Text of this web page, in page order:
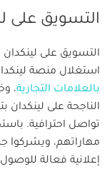
التسويق على
التسويق على
استغلال منصة
بالعلامات التجارية،
الناجحة على لينكدان
تواصل احترافية.
مهاراتهم، ويشركوا
إعلانية فعالة